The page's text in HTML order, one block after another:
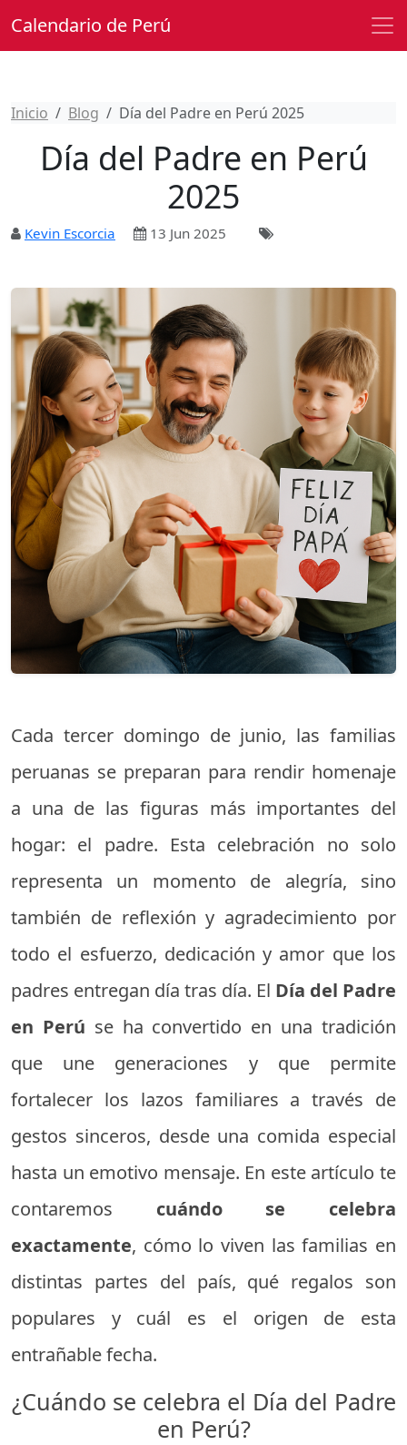
Calendario de Perú
Inicio Blog Día del Padre en Perú 2025
Día del Padre en Perú
2025
Kevin Escorcia 13 Jun 2025
Cada tercer domingo de junio, las familias
peruanas se preparan para rendir homenaje
a una de las figuras más importantes del
hogar: el padre. Esta celebración no solo
representa un momento de alegría, sino
también de reflexión y agradecimiento por
todo el esfuerzo, dedicación y amor que los
padres entregan día tras día. El Día del Padre
en Perú se ha convertido en una tradición
que une generaciones y que permite
fortalecer los lazos familiares a través de
gestos sinceros, desde una comida especial
hasta un emotivo mensaje. En este artículo te
contaremos cuándo se celebra
exactamente, cómo lo viven las familias en
distintas partes del país, qué regalos son
populares y cuál es el origen de esta
entrañable fecha.
¿Cuándo se celebra el Día del Padre
en Perú?